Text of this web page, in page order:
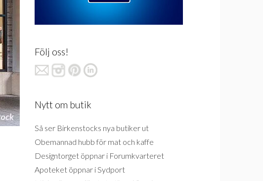
Följ oss!
Nytt om butik
Så ser Birkenstocks nya butiker ut
Obemannad hubb för mat och kaffe
Designtorget öppnar i Forumkvarteret
Apoteket öppnar i Sydport